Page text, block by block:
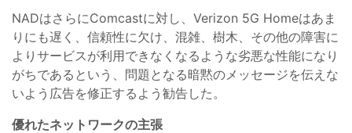
NADはさらにComcastに対し、Verizon 5G Homeはあま
りにも遅く、信頼性に欠け、混雑、樹木、その他の障害に
よりサービスが利用できなくなるような劣悪な性能になり
がちであるという、問題となる暗黙のメッセージを伝えな
いよう広告を修正するよう勧告した。
優れたネットワークの主張